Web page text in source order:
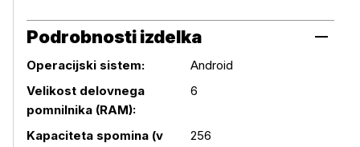
Podrobnosti izdelka
Podrobnosti izdelka
Operacijski sistem:
Android
Velikost delovnega
pomnilnika (RAM):
6
Kapaciteta spomina (v
256